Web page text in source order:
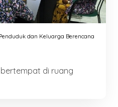
dan Keluarga Berencana
bertempat di ruang